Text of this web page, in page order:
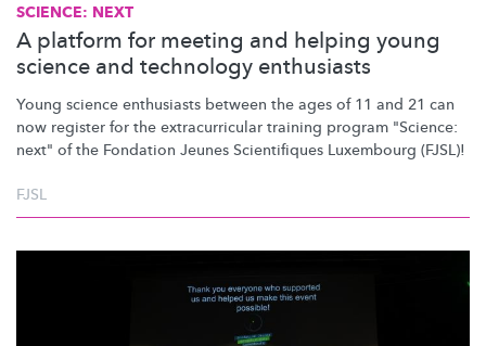
SCIENCE: NEXT
A platform for meeting and helping young
science and technology enthusiasts
Young science enthusiasts between the ages of 11 and 21 can
now register for the extracurricular training program "Science:
next" of the Fondation Jeunes Scientifiques Luxembourg (FJSL)!
FJSL